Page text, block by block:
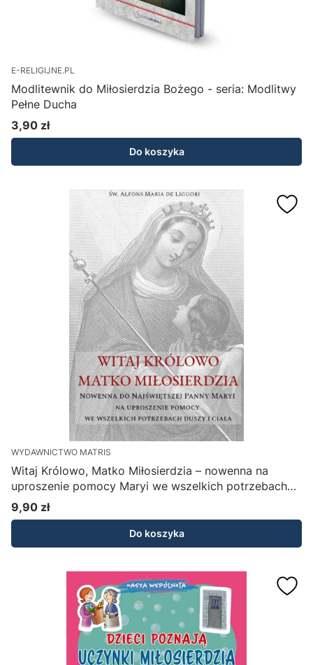
E-RELIGIJNE.PL
Modlitewnik do Miłosierdzia Bożego - seria: Modlitwy
Pełne Ducha
Cena
3,90 zł
Do koszyka
WYDAWNICTWO MATRIS
Witaj Królowo, Matko Miłosierdzia – nowenna na
uproszenie pomocy Maryi we wszelkich potrzebach
duszy i ciała - Św. Alfons M. Liguori
Cena
9,90 zł
Do koszyka